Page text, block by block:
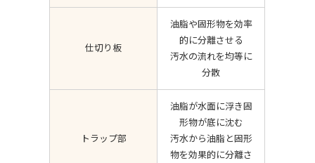
仕切り板
油脂や固形物を効率
的に分離させる
汚水の流れを均等に
分散
トラップ部
油脂が水面に浮き固
形物が底に沈む
汚水から油脂と固形
物を効果的に分離さ